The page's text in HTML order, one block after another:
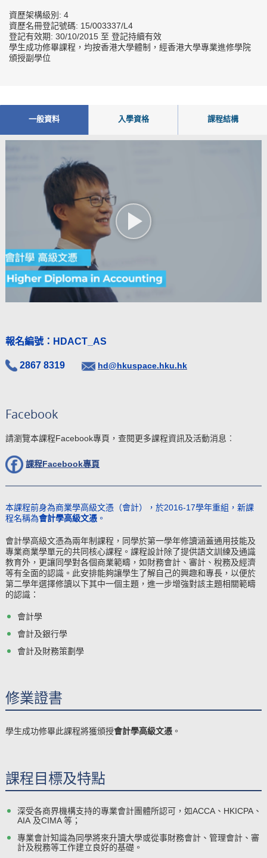
資歷架構級別: 4
資歷名冊登記號碼: 15/003337/L4
登記有效期: 30/10/2015 至 登記持續有效
學生成功修畢課程，均按香港大學體制，經香港大學專業進修學院
頒授副學位
一般資料 入學資格 課程結構
報名編號：HDACT_AS
2867 8319 hd@hkuspace.hku.hk
Facebook
請瀏覽本課程Facebook專頁，查閱更多課程資訊及活動消息︰
課程Facebook專頁
本課程前身為商業學高級文憑（會計），於2016-17學年重組，新課
程名稱為會計學高級文憑 。
會計學高級文憑為兩年制課程，同學於第一學年修讀涵蓋通用技能及
專業商業學單元的共同核心課程。課程設計除了提供語文訓練及通識
教育外，更讓同學對各個商業範疇，如財務會計、審計、稅務及經濟
等有全面的認識。此安排能夠讓學生了解自己的興趣和專長，以便於
第二學年選擇修讀以下其中一個主題，進一步增強對該主題相關範疇
的認識：
會計學
會計及銀行學
會計及財務策劃學
修業證書
學生成功修畢此課程將獲頒授會計學高級文憑 。
課程目標及特點
深受各商界機構支持的專業會計團體所認可，如ACCA、HKICPA、
AIA 及CIMA 等；
專業會計知識為同學將來升讀大學或從事財務會計、管理會計、審
計及稅務等工作建立良好的基礎。